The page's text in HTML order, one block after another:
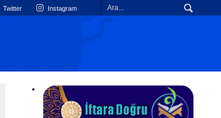
Twitter Instagram